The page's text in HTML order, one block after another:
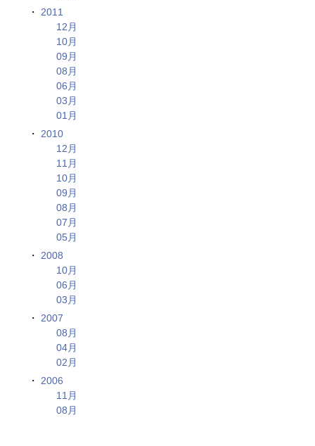
2011
12月
10月
09月
08月
06月
03月
01月
2010
12月
11月
10月
09月
08月
07月
05月
2008
10月
06月
03月
2007
08月
04月
02月
2006
11月
08月